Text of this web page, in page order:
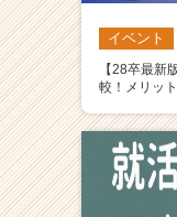
イベント
【28卒最新
較！メリッ